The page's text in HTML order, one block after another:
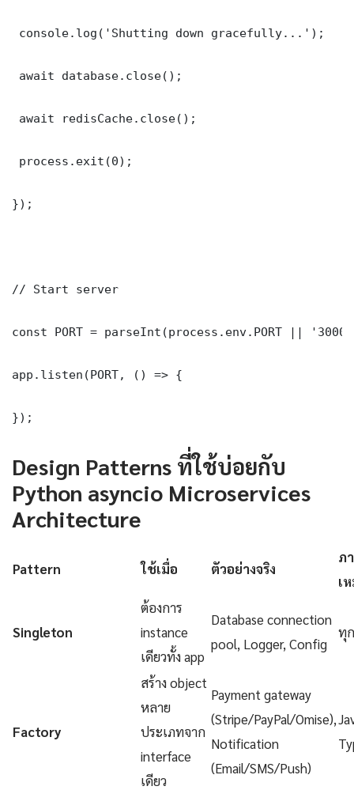
console.log('Shutting down gracefully...');
await database.close();
await redisCache.close();
process.exit(0);
});
// Start server
const PORT = parseInt(process.env.PORT ||
app.listen(PORT, () => {
});
Design Patterns ที่ใช้บ่อยกับ
Python asyncio Microservices
Architecture
Pattern ใช้เมื่อ ตัวอย่างจริง
ภ
เ
Singleton
ต้องการ
instance
เดียวทั้ง app
Database connection
pool, Logger, Config
ทุ
Factory
สร้าง object
หลาย
ประเภทจาก
interface
เดียว
Payment gateway
(Stripe/PayPal/Omise),
Notification
(Email/SMS/Push)